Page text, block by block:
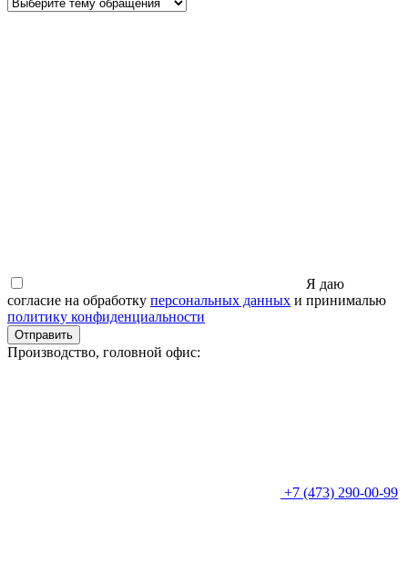
Я даю
согласие на обработку персональных данных и принималью
политику конфиденциальности
Отправить
Производство, головной офис:
+7 (473) 290-00-99